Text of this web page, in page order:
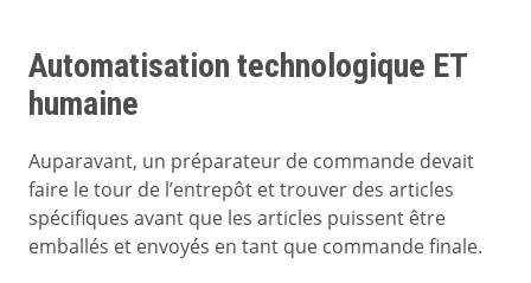
Automatisation technologique ET
humaine
Auparavant, un préparateur de commande devait
faire le tour de l’entrepôt et trouver des articles
spécifiques avant que les articles puissent être
emballés et envoyés en tant que commande finale.